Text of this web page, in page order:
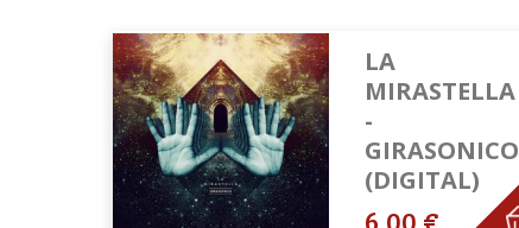
LA
MIRASTELLA
-
GIRASONICO
(DIGITAL)
6,00 €